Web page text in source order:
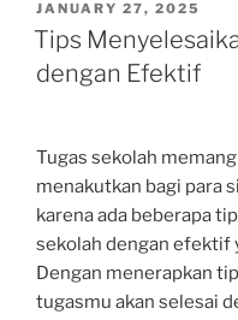
POSTED
ON
JANUARY 27, 2025
Tips
dengan Efektif
Tugas sekolah
menakutkan bagi para
karena ada beberapa
sekolah dengan efektif
Dengan menerapkan
tugasmu akan selesai